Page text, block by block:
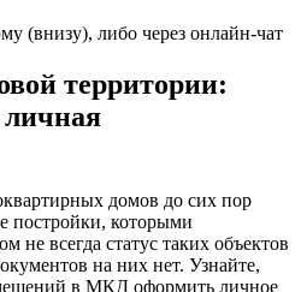
(внизу), либо через онлайн-чат
территории:
домов до сих пор
постройки, которыми
не всегда статус таких объектов
на них нет. Узнайте,
в МКД оформить личное